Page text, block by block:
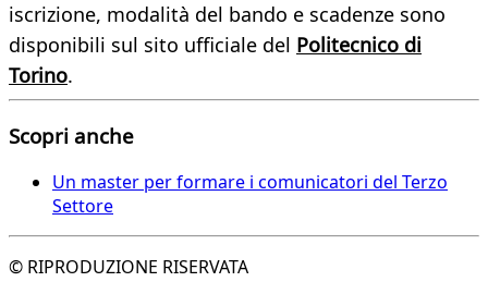
iscrizione, modalità del bando e scadenze sono
disponibili sul sito ufficiale del Politecnico di
Torino.
Scopri anche
Un master per formare i comunicatori del Terzo
Settore
© RIPRODUZIONE RISERVATA